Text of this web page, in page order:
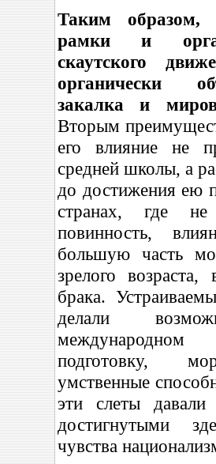
Таким образом,
рамки и
скаутского
органически
закалка и
Вторым
его влияние не
средней школы, а
до достижения ею
странах, где
повинность,
большую часть
зрелого
брака.
делали
подготовку,
умственные
эти слеты
достигнутыми
чувства